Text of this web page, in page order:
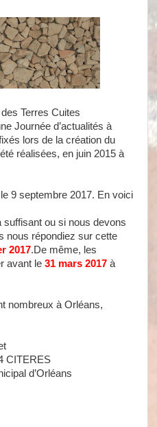
Terres Cuites
Journée d’actualités à
lors de la création du
réalisées, en juin 2015 à
9 septembre 2017. En voici
ou si nous devons
nous répondiez sur cette
2017.De même, les
avant le 31 mars 2017 à
nombreux à Orléans,
CITERES
d’Orléans